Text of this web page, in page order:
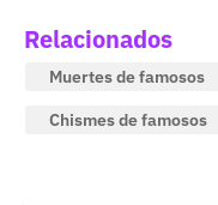
Relacionados
Muertes de famosos
Chismes de famosos